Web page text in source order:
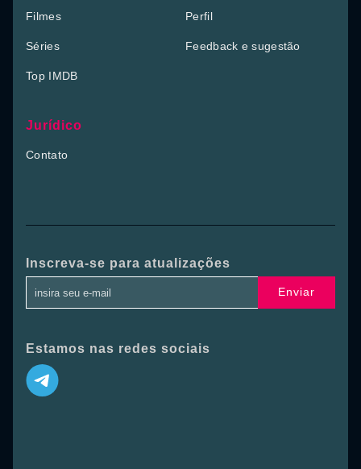
Filmes
Séries
Top IMDB
Perfil
Feedback e sugestão
Jurídico
Contato
Inscreva-se para atualizações
Enviar
Estamos nas redes sociais